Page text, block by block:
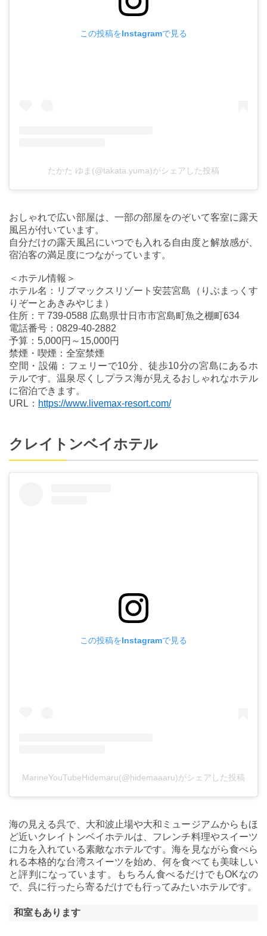
この投稿をInstagramで見る
たかた ゆま(@takata.yuma)がシェアした投稿
おしゃれで広い部屋は、一部の部屋をのぞいて客室に露天
風呂が付いています。
自分だけの露天風呂にいつでも入れる自由度と解放感が、
宿泊客の満足度につながっています。
＜ホテル情報＞
ホテル名：リブマックスリゾート安芸宮島（りぶまっくす
りぞーとあきみやじま）
住所：〒739-0588 広島県廿日市市宮島町魚之棚町634
電話番号：0829-40-2882
予算：5,000円～15,000円
禁煙・喫煙：全室禁煙
空間・設備：フェリーで10分、徒歩10分の宮島にあるホ
テルです。温泉尽くしプラス海が見えるおしゃれなホテル
に宿泊できます。
URL： https://www.livemax-resort.com/
クレイトンベイホテル
この投稿をInstagramで見る
MarineYouTubeHidemaru(@hidemaaaru)がシェアした投稿
海の見える呉で、大和波止場や大和ミュージアムからもほ
ど近いクレイトンベイホテルは、フレンチ料理やスイーツ
に力を入れている素敵なホテルです。海を見ながら食べら
れる本格的な台湾スイーツを始め、何を食べても美味しい
と評判になっています。もちろん食べるだけでもOKなの
で、呉に行ったら寄るだけでも行ってみたいホテルです。
和室もあります